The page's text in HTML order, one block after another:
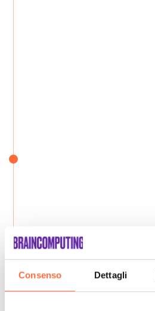
Consenso Dettagli